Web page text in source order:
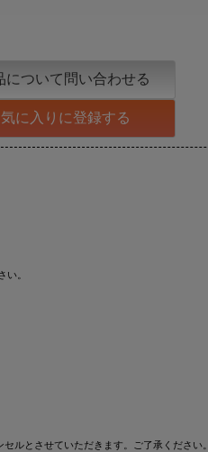
について問い合わせる
に入りに登録する
。
ルとさせていただきます。ご了承ください。